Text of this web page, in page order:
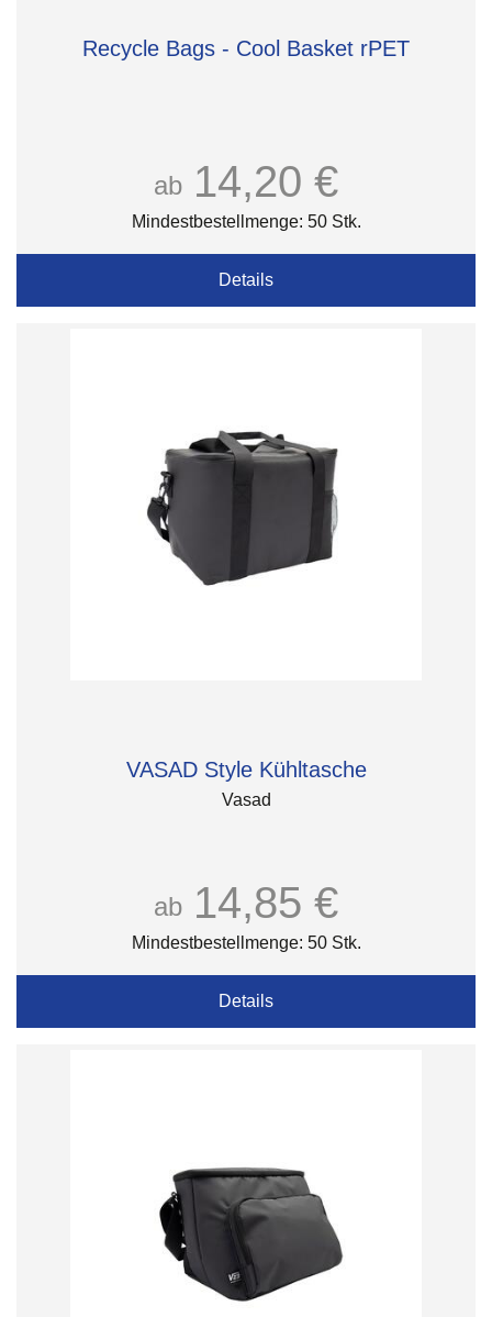
Recycle Bags - Cool Basket rPET
ab 14,20 €
Mindestbestellmenge: 50 Stk.
Details
VASAD Style Kühltasche
Vasad
ab 14,85 €
Mindestbestellmenge: 50 Stk.
Details